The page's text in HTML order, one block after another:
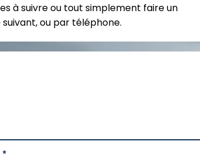
à suivre ou tout simplement faire un
ou par téléphone.